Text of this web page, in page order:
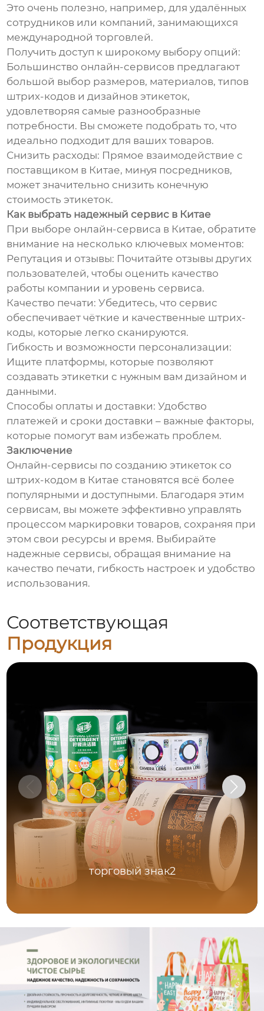
Это очень полезно, например, для удалённых
сотрудников или компаний, занимающихся
международной торговлей.
Получить доступ к широкому выбору опций:
Большинство онлайн-сервисов предлагают
большой выбор размеров, материалов, типов
штрих-кодов и дизайнов этикеток,
удовлетворяя самые разнообразные
потребности. Вы сможете подобрать то, что
идеально подходит для ваших товаров.
Снизить расходы: Прямое взаимодействие с
поставщиком в Китае, минуя посредников,
может значительно снизить конечную
стоимость этикеток.
Как выбрать надежный сервис в Китае
При выборе онлайн-сервиса в Китае, обратите
внимание на несколько ключевых моментов:
Репутация и отзывы: Почитайте отзывы других
пользователей, чтобы оценить качество
работы компании и уровень сервиса.
Качество печати: Убедитесь, что сервис
обеспечивает чёткие и качественные штрих-
коды, которые легко сканируются.
Гибкость и возможности персонализации:
Ищите платформы, которые позволяют
создавать этикетки с нужным вам дизайном и
данными.
Способы оплаты и доставки: Удобство
платежей и сроки доставки – важные факторы,
которые помогут вам избежать проблем.
Заключение
Онлайн-сервисы по созданию этикеток со
штрих-кодом в Китае становятся всё более
популярными и доступными. Благодаря этим
сервисам, вы можете эффективно управлять
процессом маркировки товаров, сохраняя при
этом свои ресурсы и время. Выбирайте
надежные сервисы, обращая внимание на
качество печати, гибкость настроек и удобство
использования.
Соответствующая
Продукция
торговый знак2